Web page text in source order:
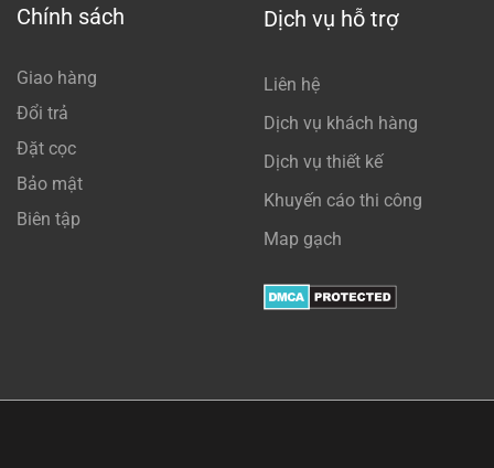
Chính sách
Giao hàng
Đổi trả
Đặt cọc
Bảo mật
Biên tập
Dịch vụ hỗ trợ
Liên hệ
Dịch vụ khách hàng
Dịch vụ thiết kế
Khuyến cáo thi công
Map gạch